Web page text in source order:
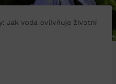
Jak voda ovlivňuje životní